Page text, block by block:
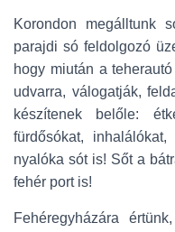
Korondon megálltunk
parajdi só feldolgozó
hogy miután a
udvarra, válogatják,
készítenek belőle:
fürdősókat,
nyalóka sót is! Sőt a
fehér port is!
Fehéregyházára